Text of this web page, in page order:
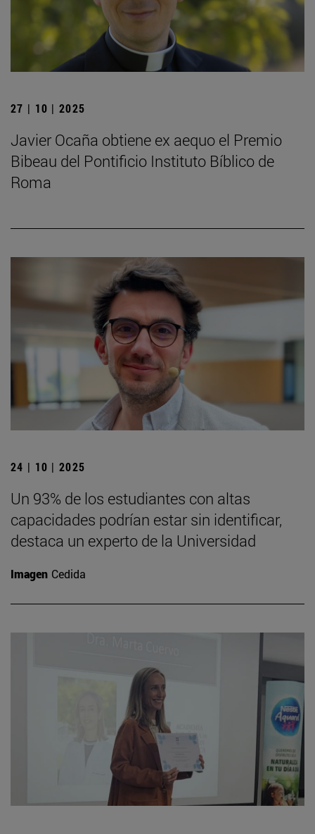
27 | 10 | 2025
Javier Ocaña obtiene ex aequo el Premio
Bibeau del Pontificio Instituto Bíblico de
Roma
24 | 10 | 2025
Un 93% de los estudiantes con altas
capacidades podrían estar sin identificar,
destaca un experto de la Universidad
Imagen Cedida